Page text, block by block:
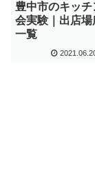
豊中市のキッ
会実験｜出店
一覧